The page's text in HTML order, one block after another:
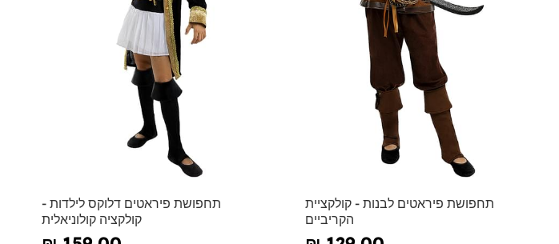
תחפושת פיראטים דלוקס לילדות -
קולקציה קולוניאלית
תחפושת פיראטים לבנות - קולקציית
הקריביים